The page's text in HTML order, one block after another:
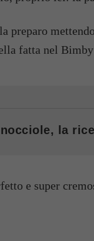
preparo
fatta nel
la
e super